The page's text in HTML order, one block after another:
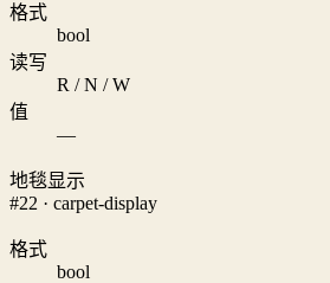
格式
bool
读写
R / N / W
值
—
地毯显示
#22 · carpet-display
格式
bool